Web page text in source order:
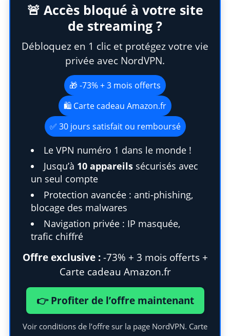
🚨 Accès bloqué à votre site
de streaming ?
Débloquez en 1 clic et protégez votre vie
privée avec NordVPN.
🎁 -73% + 3 mois offerts
🛍️ Carte cadeau Amazon.fr
✅ 30 jours satisfait ou remboursé
Le VPN numéro 1 dans le monde !
Jusqu’à 10 appareilssécurisés avec
un seul compte
Protection avancée : anti-phishing,
blocage des malwares
Navigation privée : IP masquée,
trafic chiffré
Offre exclusive :-73% + 3 mois offerts +
Carte cadeau Amazon.fr
👉 Profiter de l’offre maintenant
Voir conditions de l’offre sur la page NordVPN. Carte